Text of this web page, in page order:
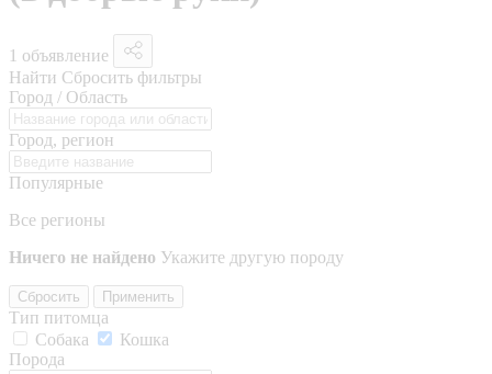
1 объявление
Найти Сбросить фильтры
Город / Область
Город, регион
Популярные
Все регионы
Ничего не найдено Укажите другую породу
Сбросить Применить
Тип питомца
Собака
Кошка
Порода